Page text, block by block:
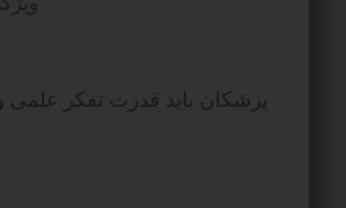
پزشکان باید قدرت تفکر علمی